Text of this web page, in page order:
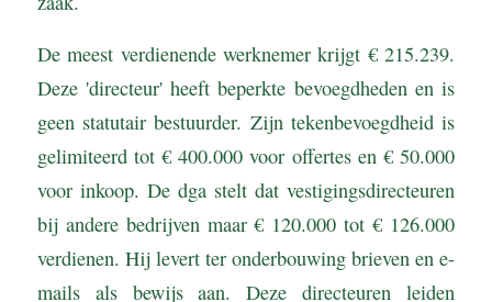
De meest verdienende werknemer krijgt € 215.239.
Deze 'directeur' heeft beperkte bevoegdheden en is
geen statutair bestuurder. Zijn tekenbevoegdheid is
gelimiteerd tot € 400.000 voor offertes en € 50.000
voor inkoop. De dga stelt dat vestigingsdirecteuren
bij andere bedrijven maar € 120.000 tot € 126.000
verdienen. Hij levert ter onderbouwing brieven en e-
mails als bewijs aan. Deze directeuren leiden